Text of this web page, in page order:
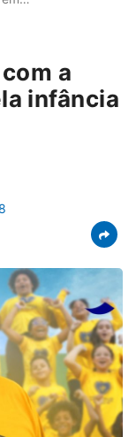
a
infância